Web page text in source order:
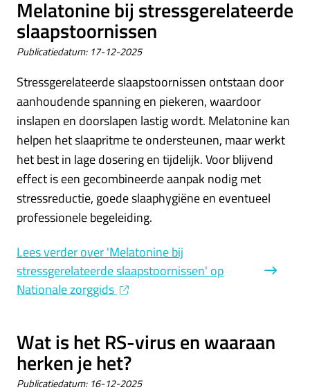
Melatonine bij stressgerelateerde
slaapstoornissen
Publicatiedatum: 17-12-2025
Stressgerelateerde slaapstoornissen ontstaan door
aanhoudende spanning en piekeren, waardoor
inslapen en doorslapen lastig wordt. Melatonine kan
helpen het slaapritme te ondersteunen, maar werkt
het best in lage dosering en tijdelijk. Voor blijvend
effect is een gecombineerde aanpak nodig met
stressreductie, goede slaaphygiëne en eventueel
professionele begeleiding.
Lees verderover 'Melatonine bij
stressgerelateerde slaapstoornissen' op
Nationale zorggids
Wat is het RS-virus en waaraan
herken je het?
Publicatiedatum: 16-12-2025